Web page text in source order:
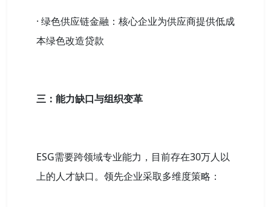
· 绿色供应链金融：核心企业为供应商提供低成
本绿色改造贷款
三：能力缺口与组织变革
ESG需要跨领域专业能力，目前存在30万人以
上的人才缺口。领先企业采取多维度策略：